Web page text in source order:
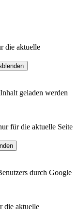
die aktuelle
geladen werden
für die aktuelle Seite
durch Google
die aktuelle